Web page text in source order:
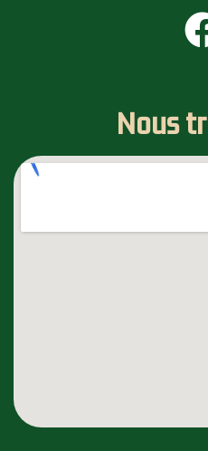
Nous